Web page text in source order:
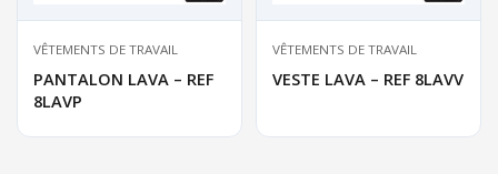
VÊTEMENTS DE TRAVAIL
PANTALON LAVA – REF
8LAVP
VÊTEMENTS DE TRAVAIL
VESTE LAVA – REF 8LAVV